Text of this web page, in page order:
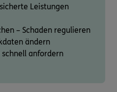
Leistungen
– Schaden regulieren
ändern
schnell anfordern